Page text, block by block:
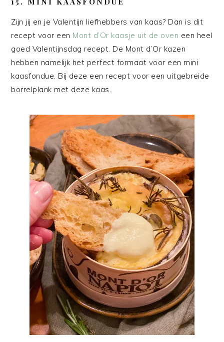
Zijn jij en je Valentijn liefhebbers van kaas? Dan is dit
recept voor een Mont d’Or kaasje uit de oven een heel
goed Valentijnsdag recept. De Mont d’Or kazen
hebben namelijk het perfect formaat voor een mini
kaasfondue. Bij deze een recept voor een uitgebreide
borrelplank met deze kaas.